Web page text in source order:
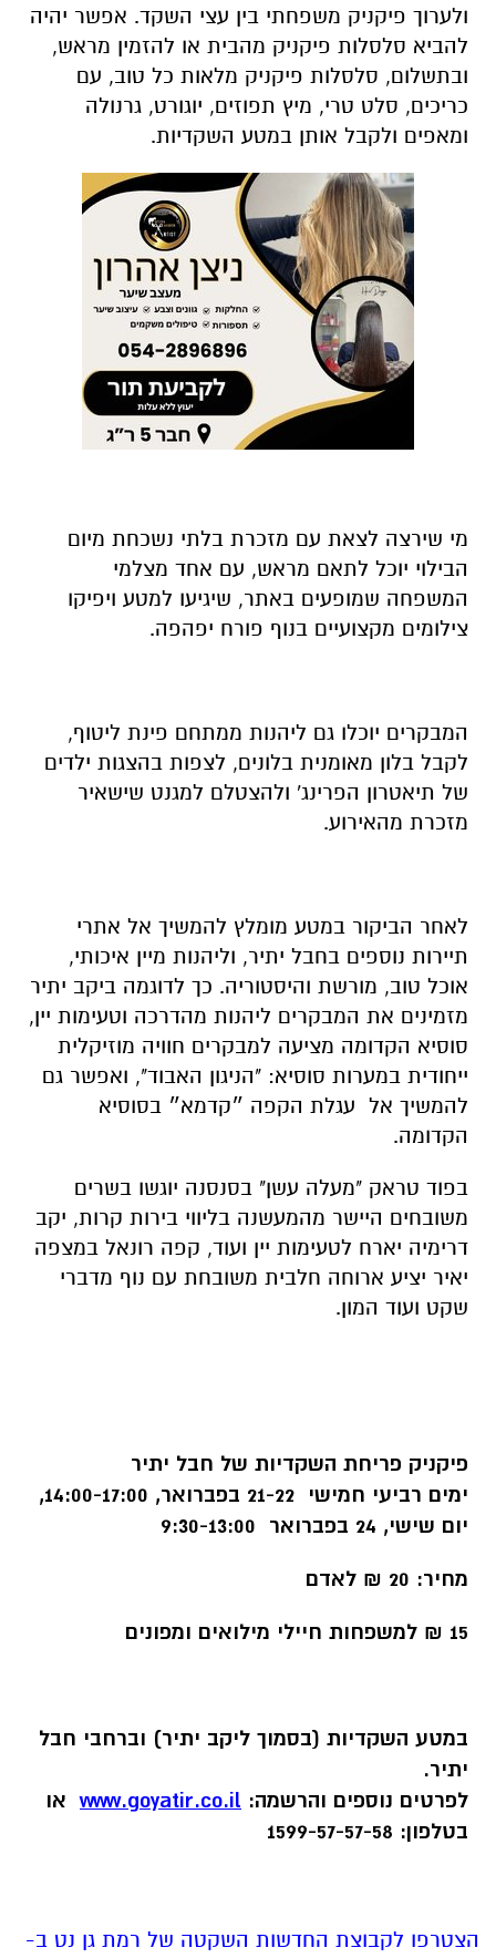
ולערוך פיקניק משפחתי בין עצי השקד. אפשר יהיה
להביא סלסלות פיקניק מהבית או להזמין מראש,
ובתשלום, סלסלות פיקניק מלאות כל טוב, עם
כריכים, סלט טרי, מיץ תפוזים, יוגורט, גרנולה
ומאפים ולקבל אותן במטע השקדיות.
מי שירצה לצאת עם מזכרת בלתי נשכחת מיום
הבילוי יוכל לתאם מראש, עם אחד מצלמי
המשפחה שמופעים באתר, שיגיעו למטע ויפיקו
צילומים מקצועיים בנוף פורח יפהפה.
המבקרים יוכלו גם ליהנות ממתחם פינת ליטוף,
לקבל בלון מאומנית בלונים, לצפות בהצגות ילדים
של תיאטרון הפרינג' ולהצטלם למגנט שישאיר
מזכרת מהאירוע.
לאחר הביקור במטע מומלץ להמשיך אל אתרי
תיירות נוספים בחבל יתיר, וליהנות מיין איכותי,
אוכל טוב, מורשת והיסטוריה. כך לדוגמה ביקב יתיר
מזמינים את המבקרים ליהנות מהדרכה וטעימות יין,
סוסיא הקדומה מציעה למבקרים חוויה מוזיקלית
ייחודית במערות סוסיא: "הניגון האבוד", ואפשר גם
להמשיך אל עגלת הקפה ״קדמא״ בסוסיא
הקדומה.
בפוד טראק "מעלה עשן" בסנסנה יוגשו בשרים
משובחים היישר מהמעשנה בליווי בירות קרות, יקב
דרימיה יארח לטעימות יין ועוד, קפה רונאל במצפה
יאיר יציע ארוחה חלבית משובחת עם נוף מדברי
שקט ועוד המון.
פיקניק פריחת השקדיות של חבל יתיר
ימים רביעי חמישי 21-22 בפברואר, 14:00-17:00,
יום שישי, 24 בפברואר 9:30-13:00
מחיר: 20 ₪ לאדם
15 ₪ למשפחות חיילי מילואים ומפונים
במטע השקדיות (בסמוך ליקב יתיר) וברחבי חבל
יתיר.
לפרטים נוספים והרשמה: www.goyatir.co.ilאו
בטלפון: 1599-57-57-58
הצטרפו לקבוצת החדשות השקטה של רמת גן נט ב-